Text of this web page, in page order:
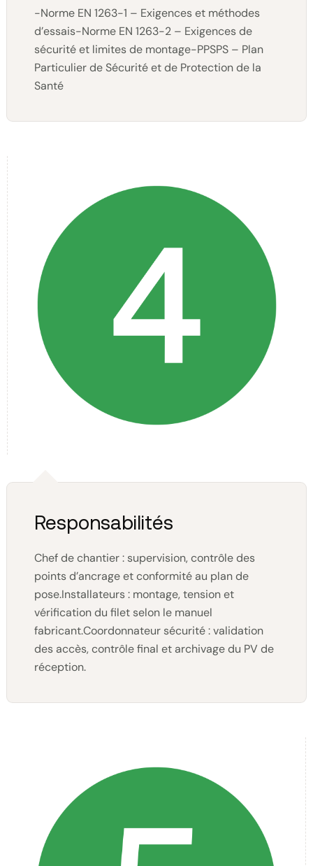
-Norme EN 1263-1 – Exigences et méthodes
d’essais-Norme EN 1263-2 – Exigences de
sécurité et limites de montage-PPSPS – Plan
Particulier de Sécurité et de Protection de la
Santé
Responsabilités
Chef de chantier : supervision, contrôle des
points d’ancrage et conformité au plan de
pose.Installateurs : montage, tension et
vérification du filet selon le manuel
fabricant.Coordonnateur sécurité : validation
des accès, contrôle final et archivage du PV de
réception.